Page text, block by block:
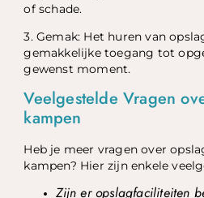
of schade.
3. Gemak: Het huren van
gemakkelijke toegang tot
gewenst moment.
Veelgestelde Vragen
kampen
Heb je meer vragen over
kampen? Hier zijn enkele
Zijn er opslagfaciliteiten